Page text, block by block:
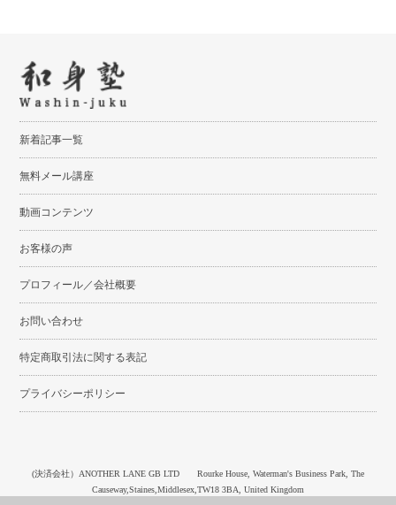
新着記事一覧
無料メール講座
動画コンテンツ
お客様の声
プロフィール／会社概要
お問い合わせ
特定商取引法に関する表記
プライバシーポリシー
(決済会社）ANOTHER LANE GB LTD Rourke House, Waterman's Business Park, The
Causeway,Staines,Middlesex,TW18 3BA, United Kingdom